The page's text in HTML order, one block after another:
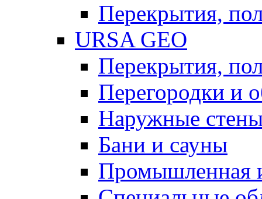
Перекрытия,
URSA GEO
Перекрытия,
Перегородки и
Наружные
Бани и сауны
Промышленная